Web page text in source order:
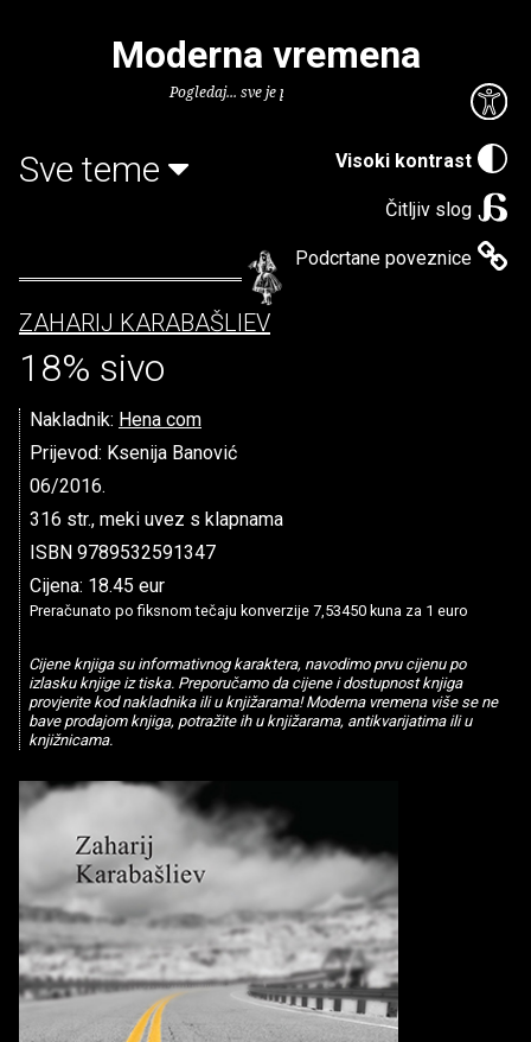
Visoki kontrast
Čitljiv slog
Podcrtane poveznice
Moderna vremena
Pogledaj... sve je puno knjiga.
Sve teme
ZAHARIJ KARABAŠLIEV
18% sivo
Nakladnik: Hena com
Prijevod: Ksenija Banović
06/2016.
316 str., meki uvez s klapnama
ISBN 9789532591347
Cijena: 18.45 eur
Preračunato po fiksnom tečaju konverzije 7,53450 kuna za 1 euro
Cijene knjiga su informativnog karaktera, navodimo prvu cijenu po
izlasku knjige iz tiska. Preporučamo da cijene i dostupnost knjiga
provjerite kod nakladnika ili u knjižarama! Moderna vremena više se ne
bave prodajom knjiga, potražite ih u knjižarama, antikvarijatima ili u
knjižnicama.